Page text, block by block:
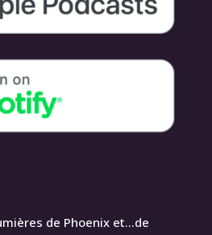
de Phoenix et…de